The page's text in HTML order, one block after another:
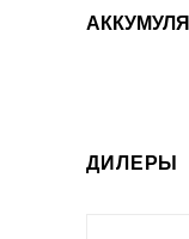
ДИЛЕРЫ